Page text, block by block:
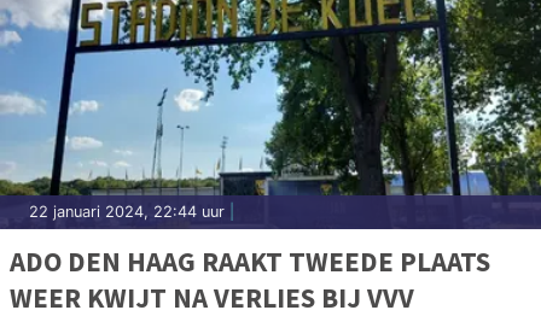
22 januari 2024, 22:44 uur
ADO DEN HAAG RAAKT TWEEDE PLAATS
WEER KWIJT NA VERLIES BIJ VVV